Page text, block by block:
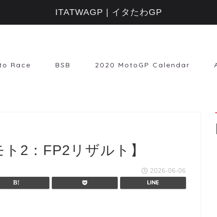
Race BSB 2020 MotoGP Calendar
2：FP2リザルト】
2026-06-06
ITATWAGP | イタたわGP